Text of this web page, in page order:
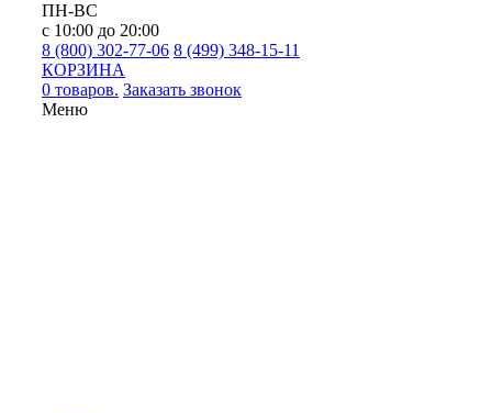
ПН-ВС
с 10:00 до 20:00
8 (800) 302-77-06 8 (499) 348-15-11
КОРЗИНА
0 товаров. Заказать звонок
Меню